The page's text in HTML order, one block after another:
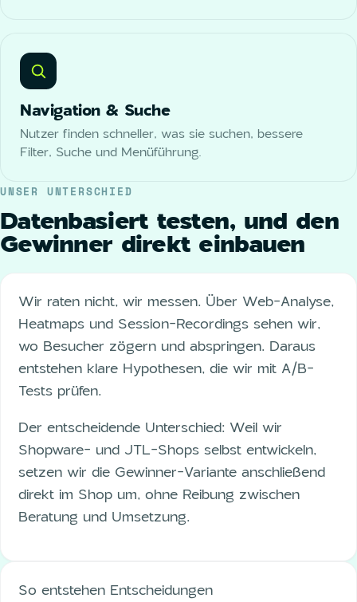
Navigation & Suche
Nutzer finden schneller, was sie suchen, bessere
Filter, Suche und Menüführung.
UNSER UNTERSCHIED
Datenbasiert testen, und den
Gewinner direkt einbauen
Wir raten nicht, wir messen. Über Web-Analyse,
Heatmaps und Session-Recordings sehen wir,
wo Besucher zögern und abspringen. Daraus
entstehen klare Hypothesen, die wir mit A/B-
Tests prüfen.
Der entscheidende Unterschied: Weil wir
Shopware- und JTL-Shops selbst entwickeln,
setzen wir die Gewinner-Variante anschließend
direkt im Shop um, ohne Reibung zwischen
Beratung und Umsetzung.
So entstehen Entscheidungen